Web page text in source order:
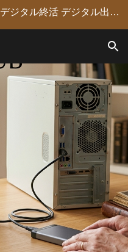
山口市 生前整理 アドバイザー【デジタル終活 デジタル出版 デジタルシニア編集長】定年後の人生の物語を「最高のデジタル資産」に編集・昇華。 古いネガやVHSのデジタル化からプロの構成による自分史動画制作、終活事務までトータルサポート。 長年のキャリアを持つプロがあなたの想いの継承を全力で支援します。